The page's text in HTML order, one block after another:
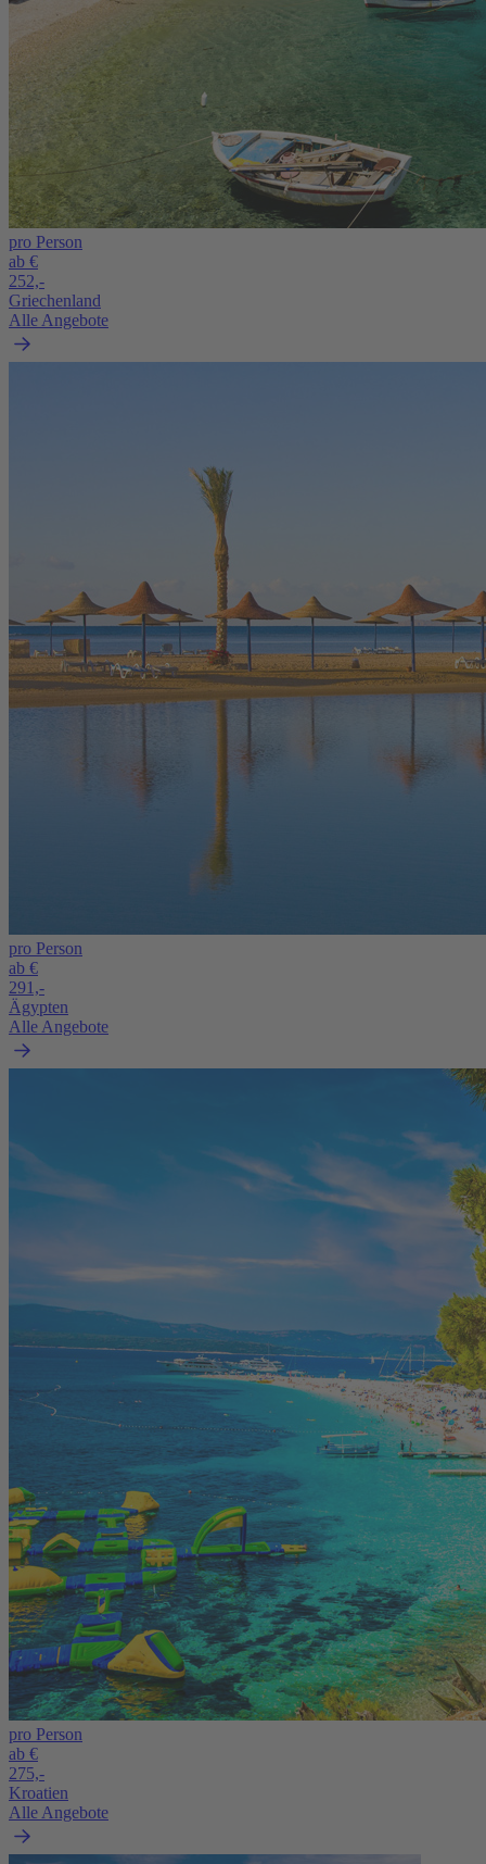
pro Person
ab €
252,-
Griechenland
Alle Angebote
pro Person
ab €
291,-
Ägypten
Alle Angebote
pro Person
ab €
275,-
Kroatien
Alle Angebote